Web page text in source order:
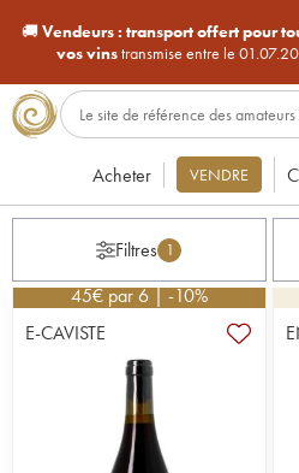
🚚Vendeurs : transport offert pour
vos vinstransmise entre le
Acheter VENDRE
Filtres 1
45€par 6 | -10%
E-CAVISTE